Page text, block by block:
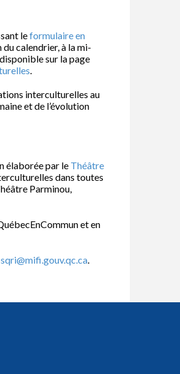
leformulaire en
calendrier, à la mi-
disponible sur la page
.
interculturelles au
et de l’évolution
élaborée par le Théâtre
dans toutes
Parminou,
et en
sqri@mifi.gouv.qc.ca.